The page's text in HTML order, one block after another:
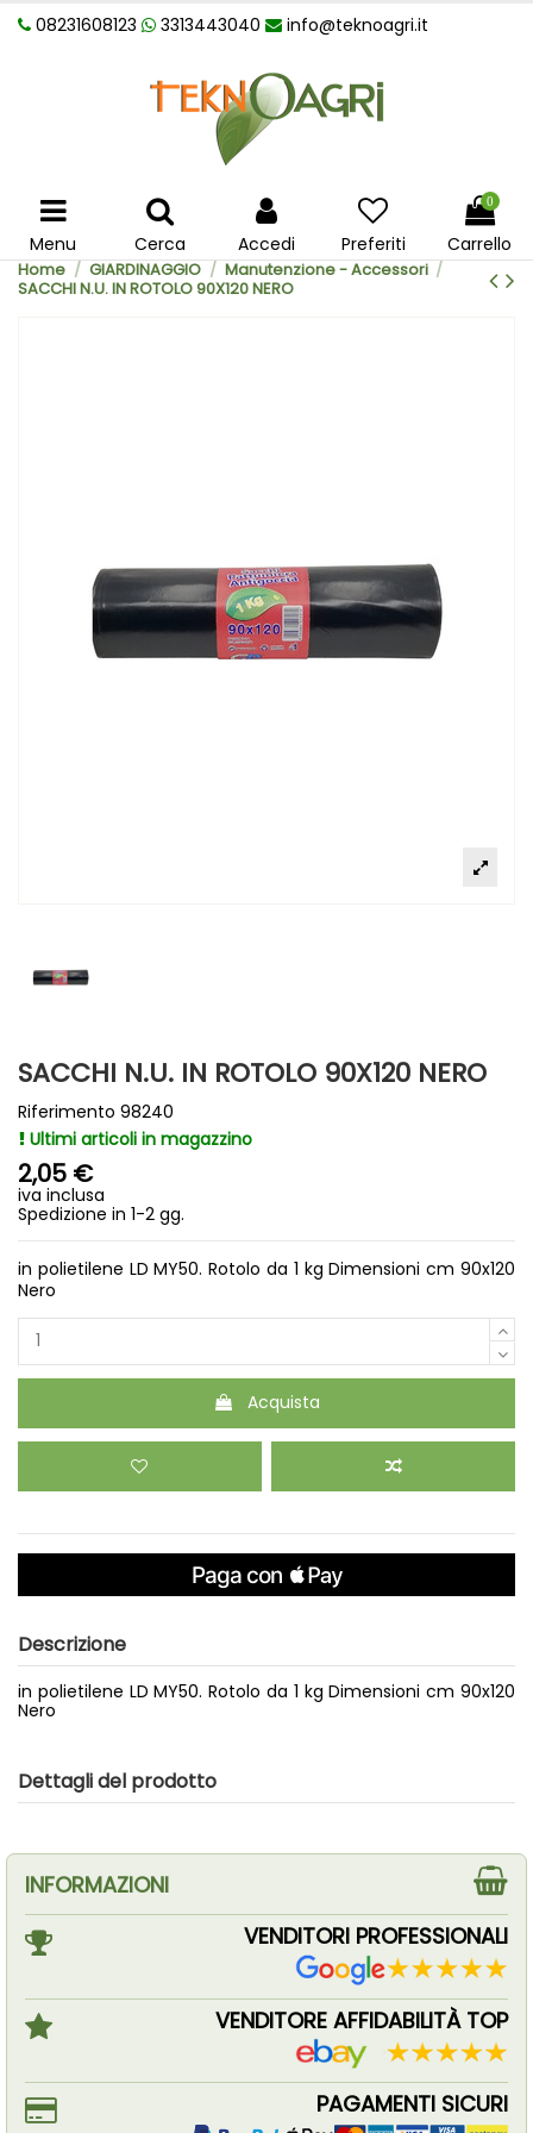
08231608123 3313443040 info@teknoagri.it
Menu Cerca Accedi Preferiti
0
Carrello
Home GIARDINAGGIO
Manutenzione - Accessori
SACCHI N.U. IN ROTOLO 90X120 NERO
SACCHI N.U. IN ROTOLO 90X120 NERO
Riferimento 98240
Ultimi articoli in magazzino
2,05 €
iva inclusa
Spedizione in 1-2 gg.
in polietilene LD MY50. Rotolo da 1 kg Dimensioni cm 90x120
Nero
Acquista
Descrizione
in polietilene LD MY50. Rotolo da 1 kg Dimensioni cm 90x120
Nero
Dettagli del prodotto
INFORMAZIONI
VENDITORI PROFESSIONALI
VENDITORE AFFIDABILITÀ TOP
PAGAMENTI SICURI